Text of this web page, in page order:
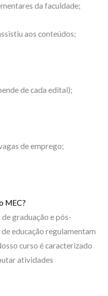
da faculdade;
aos conteúdos;
de cada edital);
de emprego;
MEC?
graduação e pós-
educação regulamentam
curso é caracterizado
atividades